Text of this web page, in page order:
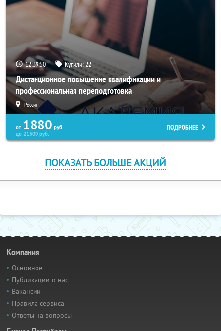
12:39:49 Купили:22
Дистанционное повышение квалификации и
профессиональная переподготовка
Россия
от 1880 руб.
до21500руб.
ПОДРОБНЕЕ
ПОКАЗАТЬ БОЛЬШЕ АКЦИЙ
Компания
Основное
Публикации о нас
Вакансии
Правила сервиса
Ответы на вопросы